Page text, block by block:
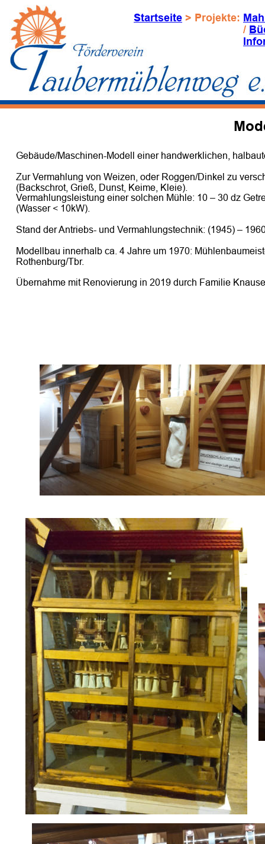
Gebäude/Maschinen-Modell einer handwerklichen,
Zur Vermahlung von Weizen, oder Roggen/Dinkel zu
(Backschrot, Grieß, Dunst, Keime, Kleie).
Vermahlungsleistung einer solchen Mühle: 10 – 30 dz
(Wasser < 10kW).
Stand der Antriebs- und Vermahlungstechnik: (1945) –
Modellbau innerhalb ca. 4 Jahre um 1970:
Rothenburg/Tbr.
Übernahme mit Renovierung in 2019 durch Familie
Startseite > Projekte:
/